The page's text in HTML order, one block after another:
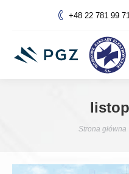
+48 22 781 99 71
Jesteś tutaj:
Strona główna